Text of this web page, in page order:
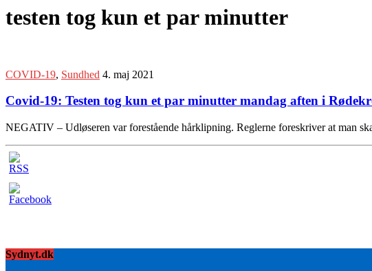
testen tog kun et par minutter
COVID-19, Sundhed 4. maj 2021
Covid-19: Testen tog kun et par minutter mandag aften i
NEGATIV – Udløseren var forestående hårklipning. Reglerne foreskriver at man
Sydnyt.dk